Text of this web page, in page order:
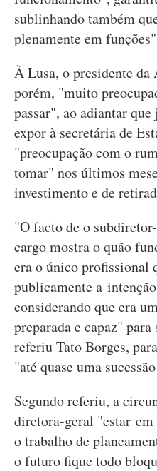
sublinhando também
plenamente em
À Lusa, o presidente
porém, "muito
passar", ao adiantar
expor à secretária de
"preocupação com o
tomar" nos últimos
investimento e de
"O facto de o
cargo mostra o quão
era o único profissional
publicamente a
considerando que era
preparada e capaz"
referiu Tato Borges,
"até quase uma
Segundo referiu, a
diretora-geral "estar
o trabalho de
o futuro fique todo